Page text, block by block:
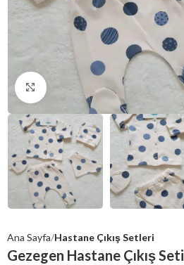
Click to enlarge
Ana Sayfa Hastane Çıkış Setleri
Gezegen Hastane Çıkış Seti